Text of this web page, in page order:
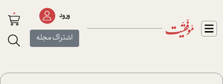
ورود
اشتراک مجله
0